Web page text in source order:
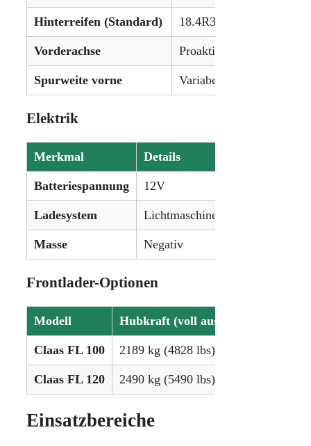
Hinterreifen (Standard) 18.4R38
Vorderachse Proaktive Federung
Spurweite vorne Variabel
Elektrik
Merkmal Details
Batteriespannung 12V
Ladesystem Lichtmaschine
Masse Negativ
Frontlader-Optionen
Modell Hubkraft (voll ausgefahren)
Claas FL 100 2189 kg (4828 lbs)
Claas FL 120 2490 kg (5490 lbs)
Einsatzbereiche